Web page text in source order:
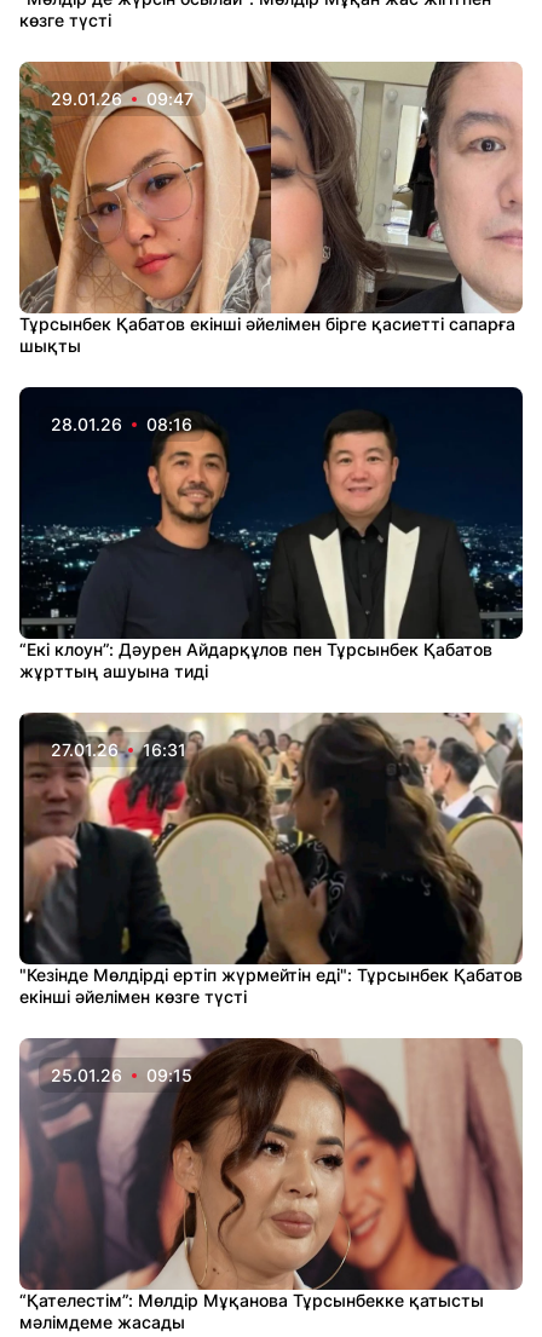
көзге түсті
29.01.26 09:47
Тұрсынбек Қабатов екінші әйелімен бірге қасиетті сапарға
шықты
28.01.26 08:16
“Екі клоун”: Дәурен Айдарқұлов пен Тұрсынбек Қабатов
жұрттың ашуына тиді
27.01.26 16:31
"Кезінде Мөлдірді ертіп жүрмейтін еді": Тұрсынбек Қабатов
екінші әйелімен көзге түсті
25.01.26 09:15
“Қателестім”: Мөлдір Мұқанова Тұрсынбекке қатысты
мәлімдеме жасады